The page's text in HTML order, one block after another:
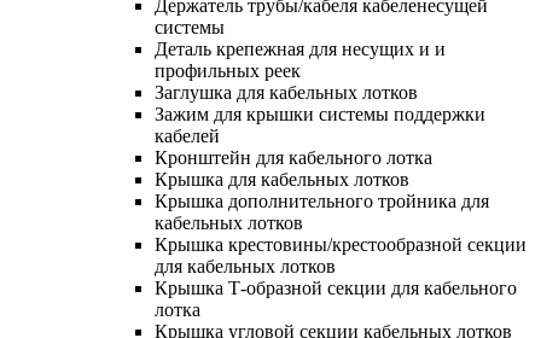
Держатель трубы/кабеля кабеленесущей
системы
Деталь крепежная для несущих и и
профильных реек
Заглушка для кабельных лотков
Зажим для крышки системы поддержки
кабелей
Кронштейн для кабельного лотка
Крышка для кабельных лотков
Крышка дополнительного тройника для
кабельных лотков
Крышка крестовины/крестообразной секции
для кабельных лотков
Крышка Т-образной секции для кабельного
лотка
Крышка угловой секции кабельных лотков